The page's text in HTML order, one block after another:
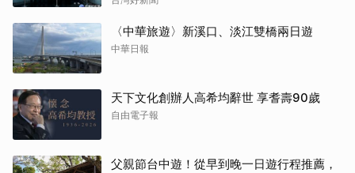
〈中華旅遊〉新溪口、淡江雙橋兩日遊
中華日報
天下文化創辦人高希均辭世 享耆壽90歲
自由電子報
父親節台中遊！從早到晚一日遊行程推薦，